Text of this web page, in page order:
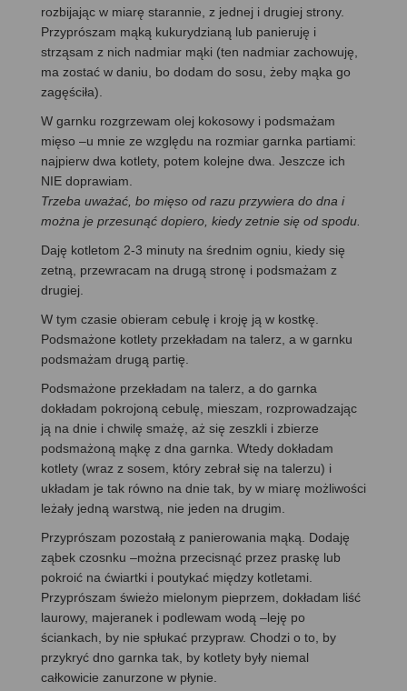
rozbijając w miarę starannie, z jednej i drugiej strony.
Przyprószam mąką kukurydzianą lub panieruję i
strząsam z nich nadmiar mąki (ten nadmiar zachowuję,
ma zostać w daniu, bo dodam do sosu, żeby mąka go
zagęściła).
W garnku rozgrzewam olej kokosowy i podsmażam
mięso –u mnie ze względu na rozmiar garnka partiami:
najpierw dwa kotlety, potem kolejne dwa. Jeszcze ich
NIE doprawiam.
Trzeba uważać, bo mięso od razu przywiera do dna i
można je przesunąć dopiero, kiedy zetnie się od spodu.
Daję kotletom 2-3 minuty na średnim ogniu, kiedy się
zetną, przewracam na drugą stronę i podsmażam z
drugiej.
W tym czasie obieram cebulę i kroję ją w kostkę.
Podsmażone kotlety przekładam na talerz, a w garnku
podsmażam drugą partię.
Podsmażone przekładam na talerz, a do garnka
dokładam pokrojoną cebulę, mieszam, rozprowadzając
ją na dnie i chwilę smażę, aż się zeszkli i zbierze
podsmażoną mąkę z dna garnka. Wtedy dokładam
kotlety (wraz z sosem, który zebrał się na talerzu) i
układam je tak równo na dnie tak, by w miarę możliwości
leżały jedną warstwą, nie jeden na drugim.
Przyprószam pozostałą z panierowania mąką. Dodaję
ząbek czosnku –można przecisnąć przez praskę lub
pokroić na ćwiartki i poutykać między kotletami.
Przyprószam świeżo mielonym pieprzem, dokładam liść
laurowy, majeranek i podlewam wodą –leję po
ściankach, by nie spłukać przypraw. Chodzi o to, by
przykryć dno garnka tak, by kotlety były niemal
całkowicie zanurzone w płynie.